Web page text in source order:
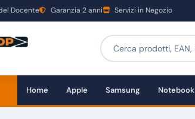
Docente Garanzia 2 anni Servizi in Negozio
Home Apple Samsung Notebook